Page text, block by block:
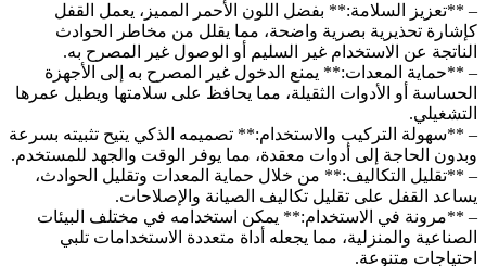
– **تعزيز السلامة:** بفضل اللون الأحمر المميز، يعمل القفل
كإشارة تحذيرية بصرية واضحة، مما يقلل من مخاطر الحوادث
الناتجة عن الاستخدام غير السليم أو الوصول غير المصرح به.
– **حماية المعدات:** يمنع الدخول غير المصرح به إلى الأجهزة
الحساسة أو الأدوات الثقيلة، مما يحافظ على سلامتها ويطيل عمرها
التشغيلي.
– **سهولة التركيب والاستخدام:** تصميمه الذكي يتيح تثبيته بسرعة
وبدون الحاجة إلى أدوات معقدة، مما يوفر الوقت والجهد للمستخدم.
– **تقليل التكاليف:** من خلال حماية المعدات وتقليل الحوادث،
يساعد القفل على تقليل تكاليف الصيانة والإصلاحات.
– **مرونة في الاستخدام:** يمكن استخدامه في مختلف البيئات
الصناعية والمنزلية، مما يجعله أداة متعددة الاستخدامات تلبي
احتياجات متنوعة.